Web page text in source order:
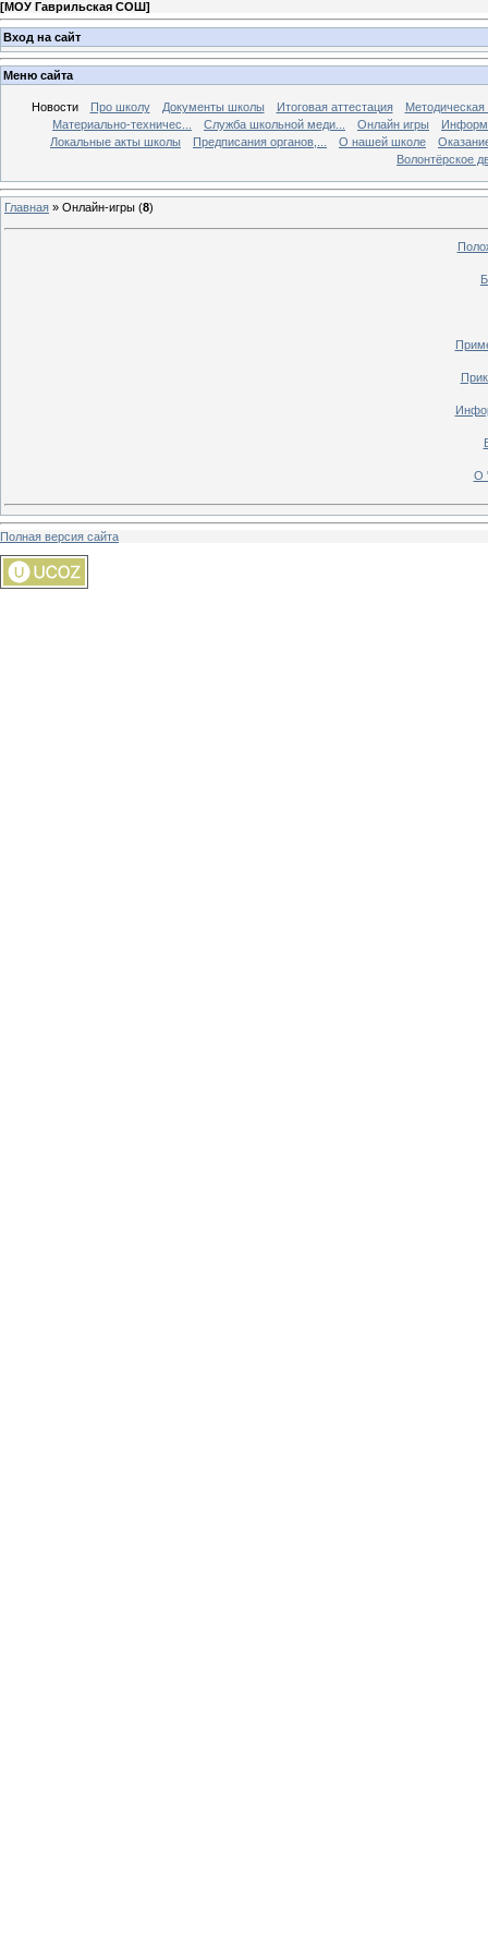
[МОУ Гаврильская СОШ]
Вход на сайт
Меню сайта
Новости Про школу Документы школы Итоговая аттестация
Методическая
Материально-техничес...
Служба школьной меди... Онлайн игры
Локальные акты школы
Предписания органов,... О нашей школе
Волонтёрское
Главная » Онлайн-игры (8)
О
Полная версия сайта